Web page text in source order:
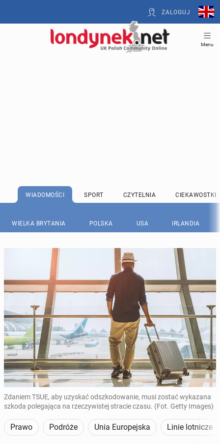
ZALOGUJ
Menu
WIADOMOŚCI SPORT CZYTELNIA CIEKAWOSTKI
WIELKA BRYTANIA POLSKA USA IRLANDIA
Zdaniem TSUE, aby uzyskać odszkodowanie, musi zostać wykazana
szkoda polegająca na rzeczywistej stracie czasu. (Fot. Getty Images)
Prawo Podróże Unia Europejska Linie lotnicze